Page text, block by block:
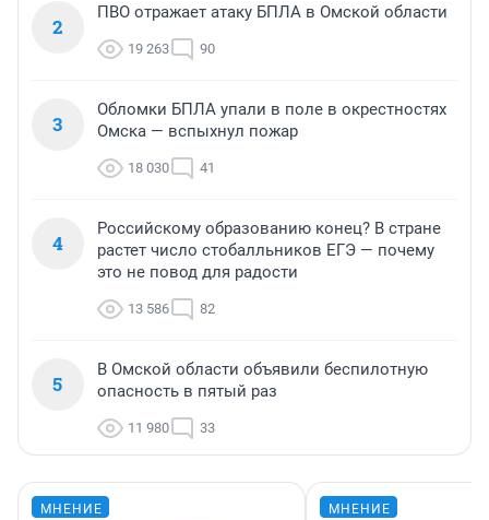
2
ПВО отражает атаку БПЛА в Омской области
19 263 90
3
Обломки БПЛА упали в поле в окрестностях
Омска — вспыхнул пожар
18 030 41
4
Российскому образованию конец? В стране
растет число стобалльников ЕГЭ — почему
это не повод для радости
13 586 82
5
В Омской области объявили беспилотную
опасность в пятый раз
11 980 33
МНЕНИЕ МНЕНИЕ